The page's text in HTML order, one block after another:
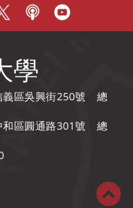
Podcast
學
義區吳興街250號 總
和區圓通路301號 總